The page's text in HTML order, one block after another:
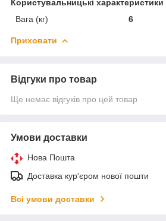
Користувальницькі характеристики
Вага (кг)
6
Приховати
Відгуки про товар
Ще немає відгуків про цей товар
Умови доставки
Нова Пошта
Доставка кур'єром нової пошти
Всі умови доставки